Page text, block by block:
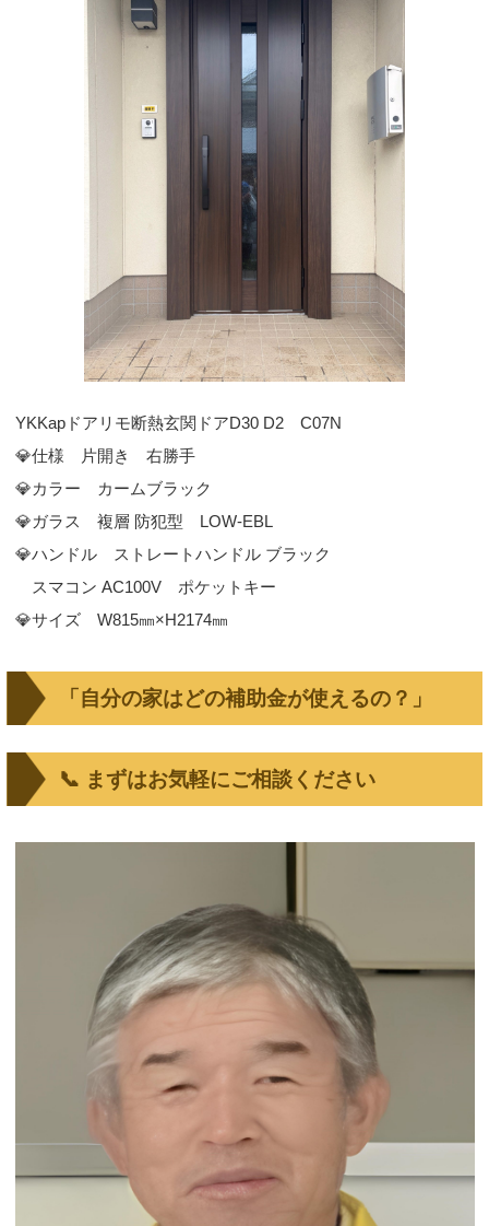
YKKapドアリモ断熱玄関ドアD30 D2 C07N
💎仕様 片開き 右勝手
💎カラー カームブラック
💎ガラス 複層 防犯型 LOW-EBL
💎ハンドル ストレートハンドル ブラック
スマコン AC100V ポケットキー
💎サイズ W815㎜×H2174㎜
「自分の家はどの補助金が使えるの？」
📞 まずはお気軽にご相談ください